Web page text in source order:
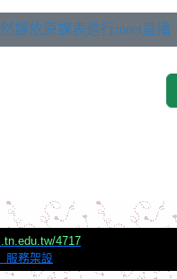
課依原課表進行meet直播
4717
服務架設